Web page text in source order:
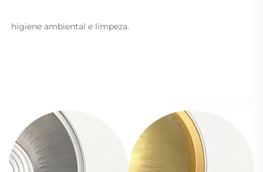
higiene ambiental e limpeza.